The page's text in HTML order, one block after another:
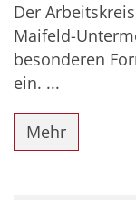
Der
Maifeld-
besonderen
ein. ...
Mehr